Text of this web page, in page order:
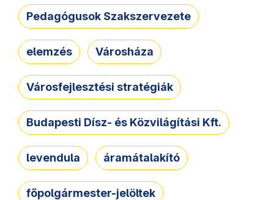
Pedagógusok Szakszervezete
elemzés Városháza
Városfejlesztési stratégiák
Budapesti Dísz- és Közvilágítási Kft.
levendula áramátalakító
főpolgármester-jelöltek